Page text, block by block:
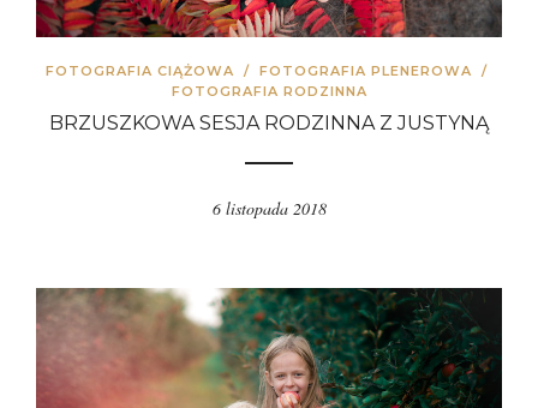
FOTOGRAFIA CIĄŻOWA / FOTOGRAFIA PLENEROWA /
FOTOGRAFIA RODZINNA
BRZUSZKOWA SESJA RODZINNA Z JUSTYNĄ
6 listopada 2018